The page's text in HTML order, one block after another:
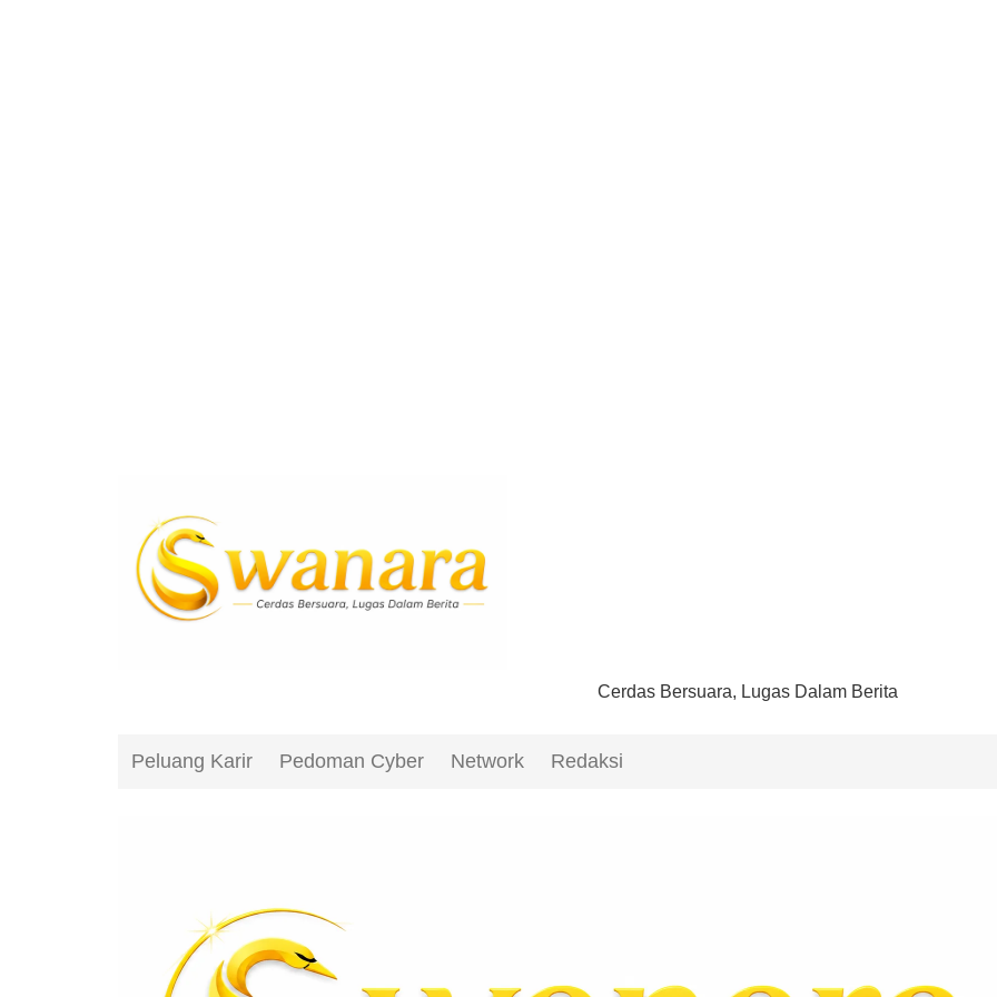
Cerdas Bersuara, Lugas Dalam Berita
Peluang Karir Pedoman Cyber Network Redaksi